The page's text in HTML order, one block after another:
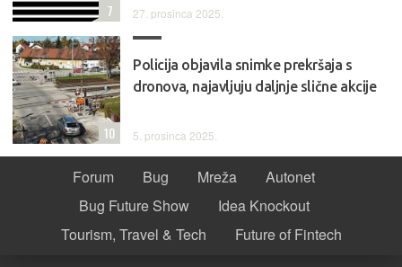
27. prosinca 2025.
7
Policija objavila snimke prekršaja s
dronova, najavljuju daljnje slične akcije
5. prosinca 2025.
10
Forum Bug Mreža
Autonet
Bug Future Show
Idea Knockout
Tourism, Travel & Tech
Future of Fintech